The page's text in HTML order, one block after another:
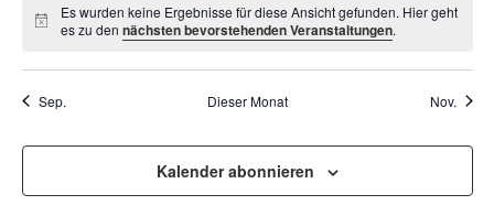
Hinweis
Es wurden keine Ergebnisse für diese Ansicht gefunden. Hier geht
es zu dennächsten bevorstehenden Veranstaltungen.
Sep. Dieser Monat Nov.
Kalender abonnieren